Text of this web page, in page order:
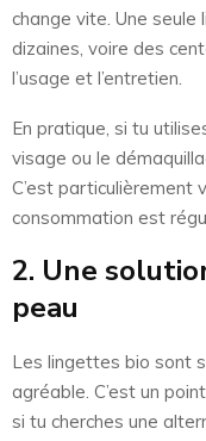
change vite. Une
dizaines, voire des
l’usage et l’entretien.
En pratique, si tu
visage ou le
C’est particulièrement
consommation est
2. Une
peau
Les lingettes bio sont
agréable. C’est un
si tu cherches une